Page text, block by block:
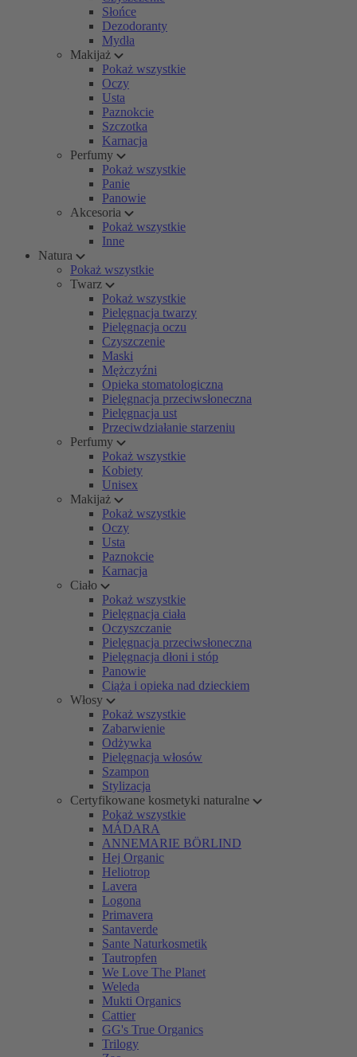
Słońce
Dezodoranty
Mydła
Makijaż
Pokaż wszystkie
Oczy
Usta
Paznokcie
Szczotka
Karnacja
Perfumy
Pokaż wszystkie
Panie
Panowie
Akcesoria
Pokaż wszystkie
Inne
Natura
Pokaż wszystkie
Twarz
Pokaż wszystkie
Pielęgnacja twarzy
Pielęgnacja oczu
Czyszczenie
Maski
Mężczyźni
Opieka stomatologiczna
Pielęgnacja przeciwsłoneczna
Pielęgnacja ust
Przeciwdziałanie starzeniu
Perfumy
Pokaż wszystkie
Kobiety
Unisex
Makijaż
Pokaż wszystkie
Oczy
Usta
Paznokcie
Karnacja
Ciało
Pokaż wszystkie
Pielęgnacja ciała
Oczyszczanie
Pielęgnacja przeciwsłoneczna
Pielęgnacja dłoni i stóp
Panowie
Ciąża i opieka nad dzieckiem
Włosy
Pokaż wszystkie
Zabarwienie
Odżywka
Pielęgnacja włosów
Szampon
Stylizacja
Certyfikowane kosmetyki naturalne
Pokaż wszystkie
MÁDARA
ANNEMARIE BÖRLIND
Hej Organic
Heliotrop
Lavera
Logona
Primavera
Santaverde
Sante Naturkosmetik
Tautropfen
We Love The Planet
Weleda
Mukti Organics
Cattier
GG's True Organics
Trilogy